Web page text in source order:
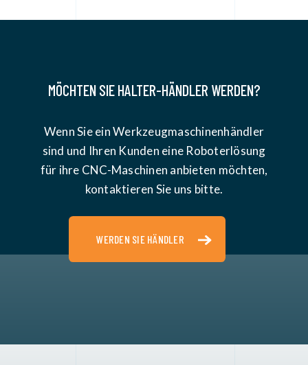
MÖCHTEN SIE HALTER-HÄNDLER WERDEN?
Wenn Sie ein Werkzeugmaschinenhändler
sind und Ihren Kunden eine Roboterlösung
für ihre CNC-Maschinen anbieten möchten,
kontaktieren Sie uns bitte.
WERDEN SIE HÄNDLER